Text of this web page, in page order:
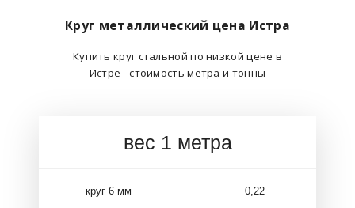
Круг металлический цена Истра
Купить круг стальной по низкой цене в
Истре - стоимость метра и тонны
вес 1 метра
круг 6 мм 0,22